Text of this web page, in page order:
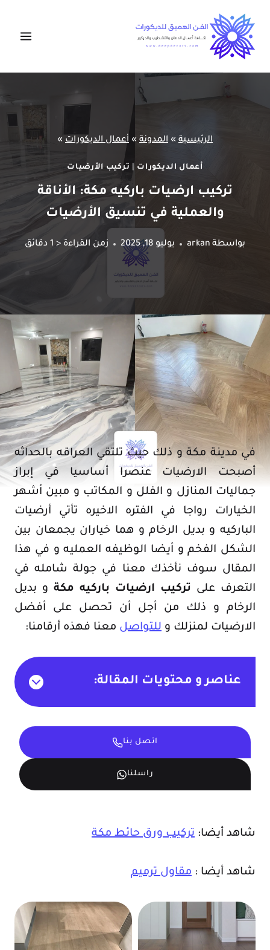
المحتوى
الرئيسية » المدونة » أعمال الديكورات »
أعمال الديكورات تركيب الأرضيات
تركيب ارضيات باركيه مكة: الأناقة
والعملية في تنسيق الأرضيات
بواسطة arkan يوليو 18, 2025 زمن القراءة < 1 دقائق
في مدينة مكة و ذلك حيث تلتقي العراقه بالحداثه
أصبحت الارضيات عنصرا أساسيا في إبراز
جماليات المنازل و الفلل و المكاتب و مبين أشهر
الخيارات رواجا في الفتره الاخيره تأتي أرضيات
الباركيه و بديل الرخام و هما خياران يجمعان بين
الشكل الفخم و أيضا الوظيفه العمليه و في هذا
المقال سوف نأخذك معنا في جولة شامله في
التعرف على تركيب ارضيات باركيه مكة و بديل
الرخام و ذلك من أجل أن تحصل على أفضل
الارضيات لمنزلك و للتواصل معنا فهذه أرقامنا:
عناصر و محتويات المقالة:
اتصل بنا
راسلنا
شاهد أيضا: تركيب ورق حائط مكة
شاهد أيضا : مقاول ترميم